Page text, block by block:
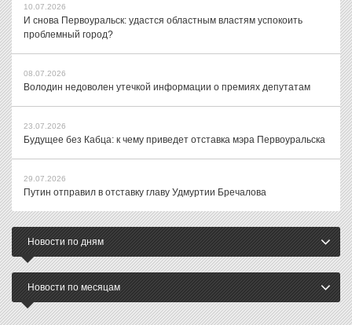
10.07.2026
И снова Первоуральск: удастся областным властям успокоить
проблемный город?
08.07.2026
Володин недоволен утечкой информации о премиях депутатам
23.07.2026
Будущее без Кабца: к чему приведет отставка мэра Первоуральска
29.07.2026
Путин отправил в отставку главу Удмуртии Бречалова
Новости по дням
Новости по месяцам